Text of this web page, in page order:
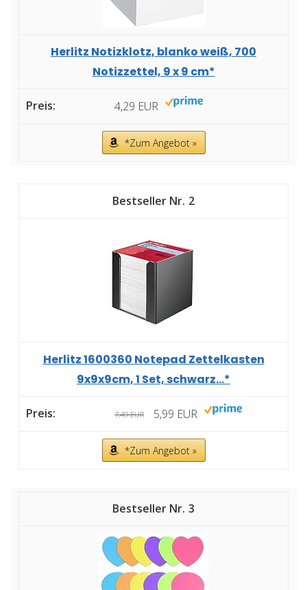
Herlitz Notizklotz, blanko weiß, 700
Notizzettel, 9 x 9 cm*
4,29 EUR
*Zum Angebot »
2
Herlitz 1600360 Notepad Zettelkasten
9x9x9cm, 1 Set, schwarz...*
7,49 EUR 5,99 EUR
*Zum Angebot »
3